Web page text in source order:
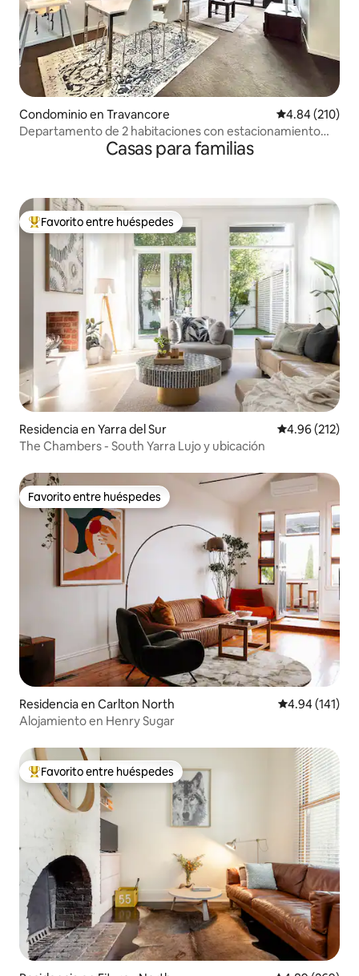
Condominio en Travancore Calificación
4.84 (210)
Departamento de 2 habitaciones con estacionamiento
gratuito y tranvía/tren en la puerta
Casas para familias
De los mejores en Favorito entre huéspedes
Favorito entre huéspedes
Residencia en Yarra del Sur Calificación
4.96 (212)
The Chambers - South Yarra Lujo y ubicación
Favorito entre huéspedes
Favorito entre huéspedes
Residencia en Carlton North Calificación
4.94 (141)
Alojamiento en Henry Sugar
De los mejores en Favorito entre huéspedes
Favorito entre huéspedes